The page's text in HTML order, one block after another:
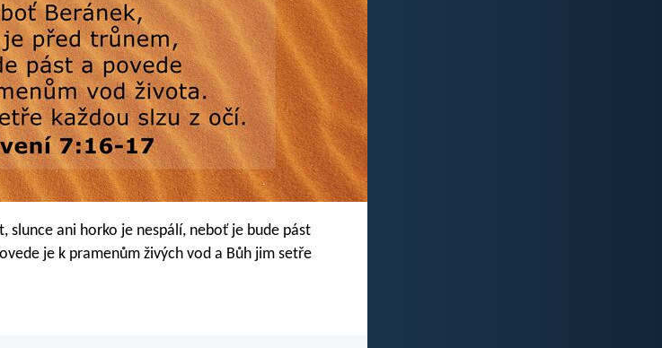
slunce ani horko je nespálí, neboť je bude pást
je k pramenům živých vod a Bůh jim setře